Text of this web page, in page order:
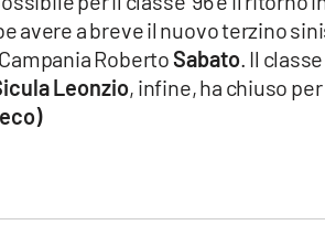
avere a breve il nuovo terzino
RobertoSabato. Il
Leonzio, infine, ha chiuso per